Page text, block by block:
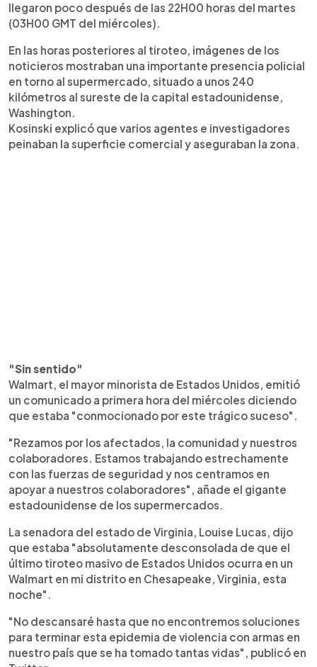
llegaron poco después de las 22H00 horas del martes
(03H00 GMT del miércoles).
En las horas posteriores al tiroteo, imágenes de los
noticieros mostraban una importante presencia policial
en torno al supermercado, situado a unos 240
kilómetros al sureste de la capital estadounidense,
Washington.
Kosinski explicó que varios agentes e investigadores
peinaban la superficie comercial y aseguraban la zona.
"Sin sentido"
Walmart, el mayor minorista de Estados Unidos, emitió
un comunicado a primera hora del miércoles diciendo
que estaba "conmocionado por este trágico suceso".
"Rezamos por los afectados, la comunidad y nuestros
colaboradores. Estamos trabajando estrechamente
con las fuerzas de seguridad y nos centramos en
apoyar a nuestros colaboradores", añade el gigante
estadounidense de los supermercados.
La senadora del estado de Virginia, Louise Lucas, dijo
que estaba "absolutamente desconsolada de que el
último tiroteo masivo de Estados Unidos ocurra en un
Walmart en mi distrito en Chesapeake, Virginia, esta
noche".
"No descansaré hasta que no encontremos soluciones
para terminar esta epidemia de violencia con armas en
nuestro país que se ha tomado tantas vidas", publicó en